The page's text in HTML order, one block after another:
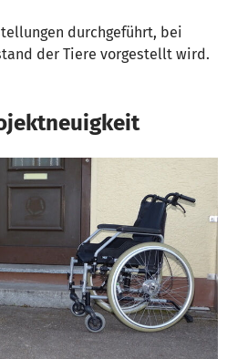
durchgeführt, bei
der Tiere vorgestellt wird.